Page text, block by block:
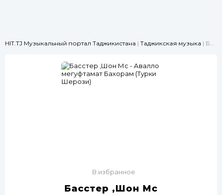
HIT.TJ Музыкальный портал Таджикистана | Таджикская музыка | Басстер ,Шон Мс - Авалло мегуфтамат Бахорам (Турки Шерози)
В избранное
Басстер ,Шон Мс